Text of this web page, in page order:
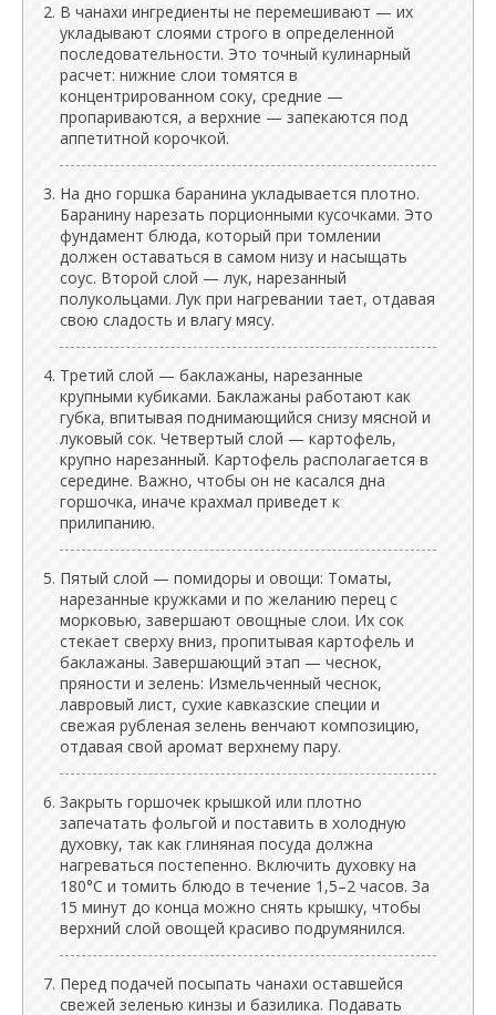
В чанахи ингредиенты не перемешивают — их
укладывают слоями строго в определенной
последовательности. Это точный кулинарный
расчет: нижние слои томятся в
концентрированном соку, средние —
пропариваются, а верхние — запекаются под
аппетитной корочкой.
На дно горшка баранина укладывается плотно.
Баранину нарезать порционными кусочками. Это
фундамент блюда, который при томлении
должен оставаться в самом низу и насыщать
соус. Второй слой — лук, нарезанный
полукольцами. Лук при нагревании тает, отдавая
свою сладость и влагу мясу.
Третий слой — баклажаны, нарезанные
крупными кубиками. Баклажаны работают как
губка, впитывая поднимающийся снизу мясной и
луковый сок. Четвертый слой — картофель,
крупно нарезанный. Картофель располагается в
середине. Важно, чтобы он не касался дна
горшочка, иначе крахмал приведет к
прилипанию.
Пятый слой — помидоры и овощи: Томаты,
нарезанные кружками и по желанию перец с
морковью, завершают овощные слои. Их сок
стекает сверху вниз, пропитывая картофель и
баклажаны. Завершающий этап — чеснок,
пряности и зелень: Измельченный чеснок,
лавровый лист, сухие кавказские специи и
свежая рубленая зелень венчают композицию,
отдавая свой аромат верхнему пару.
Закрыть горшочек крышкой или плотно
запечатать фольгой и поставить в холодную
духовку, так как глиняная посуда должна
нагреваться постепенно. Включить духовку на
180°C и томить блюдо в течение 1,5–2 часов. За
15 минут до конца можно снять крышку, чтобы
верхний слой овощей красиво подрумянился.
Перед подачей посыпать чанахи оставшейся
свежей зеленью кинзы и базилика. Подавать